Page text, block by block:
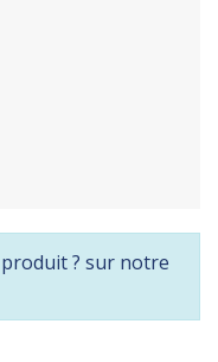
? sur notre